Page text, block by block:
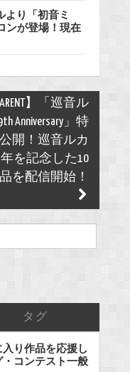
より「初音ミ
ンが登場！現在
】「巡音ル
Anniversary」特
開！巡音ルカ
を記念した10
を配信開始！
タグ
り作品を応援し
コンテスト一般